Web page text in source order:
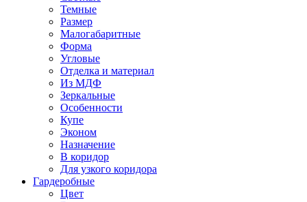
Темные
Размер
Малогабаритные
Форма
Угловые
Отделка и материал
Из МДФ
Зеркальные
Особенности
Купе
Эконом
Назначение
В коридор
Для узкого коридора
Гардеробные
Цвет